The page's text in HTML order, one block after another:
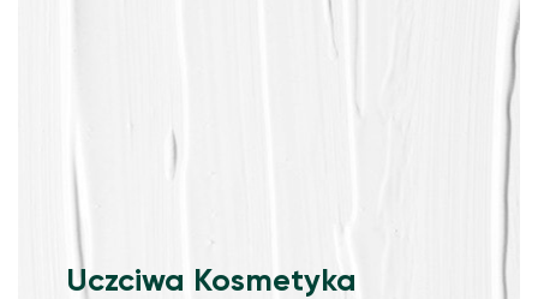
Uczciwa Kosmetyka